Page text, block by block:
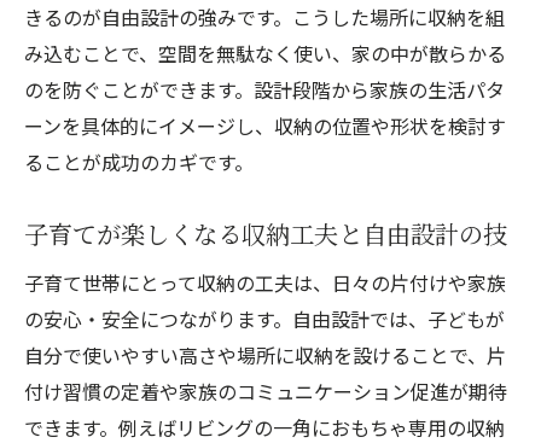
きるのが自由設計の強みです。こうした場所に収納を組
み込むことで、空間を無駄なく使い、家の中が散らかる
のを防ぐことができます。設計段階から家族の生活パタ
ーンを具体的にイメージし、収納の位置や形状を検討す
ることが成功のカギです。
子育てが楽しくなる収納工夫と自由設計の技
子育て世帯にとって収納の工夫は、日々の片付けや家族
の安心・安全につながります。自由設計では、子どもが
自分で使いやすい高さや場所に収納を設けることで、片
付け習慣の定着や家族のコミュニケーション促進が期待
できます。例えばリビングの一角におもちゃ専用の収納